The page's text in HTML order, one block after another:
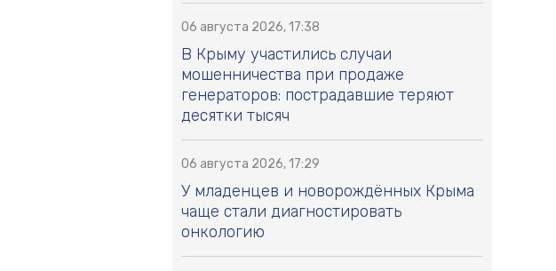
06 августа 2026, 17:38
В Крыму участились случаи
мошенничества при продаже
генераторов: пострадавшие теряют
десятки тысяч
06 августа 2026, 17:29
У младенцев и новорождённых Крыма
чаще стали диагностировать
онкологию